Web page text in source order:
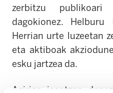
zerbitzu publikoari
dagokionez. Helburu
Herrian urte luzeetan
eta aktiboak
esku jartzea da.
Agirian jasotzen